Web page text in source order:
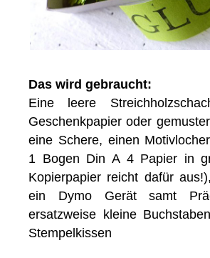
Das wird gebraucht:
Eine leere
Geschenkpapier oder
eine Schere, einen Motivlocher
1 Bogen Din A 4 Papier in
Kopierpapier reicht dafür
ein Dymo Gerät samt
ersatzweise kleine
Stempelkissen